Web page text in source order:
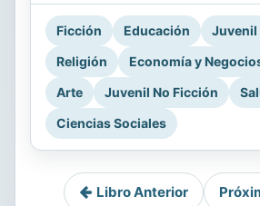
Ficción Educación
Juvenil
Religión
Economía y
Arte
Juvenil No Ficción
Ciencias Sociales
Libro Anterior